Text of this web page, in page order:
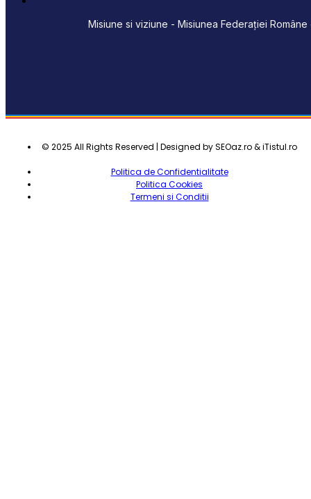
Misiune si viziune - Misiunea Federației
© 2025 All Rights Reserved | Designed by SEOaz.ro & iTistul.ro
Politica de Confidentialitate
Politica Cookies
Termeni si Conditii